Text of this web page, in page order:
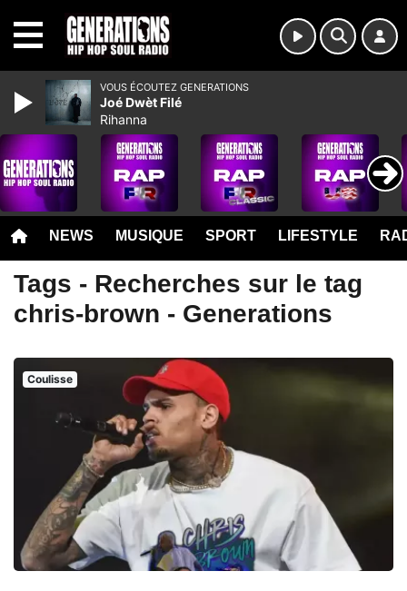
NEWS MUSIQUE SPORT LIFESTYLE
Tags - Recherches sur le tag
chris-brown - Generations
Coulisse
VOUS ÉCOUTEZ GENERATIONS
Joé Dwèt Filé
Rihanna